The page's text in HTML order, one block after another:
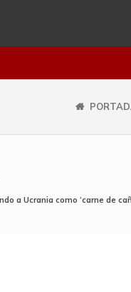
a Ucrania como ‘carne de